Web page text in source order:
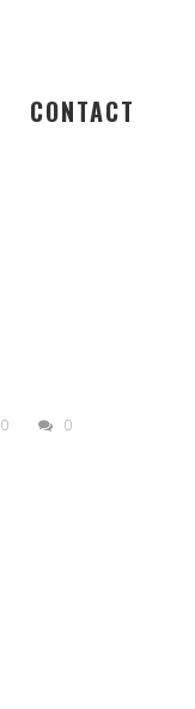
CONTACT
0 0